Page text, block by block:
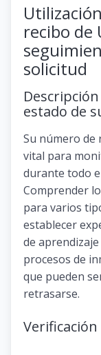
recibo de
solicitud
estado de
Su número de
vital para
durante todo
Comprender
para varios
establecer
de
procesos de
que pueden
retrasarse.